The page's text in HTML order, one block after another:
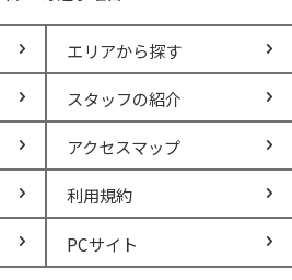
エリアから探す
スタッフの紹介
アクセスマップ
利用規約
PCサイト